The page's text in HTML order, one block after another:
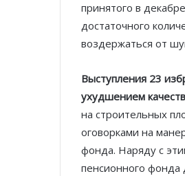
принятого в
достаточного
воздержаться от
Выступления 23
ухудшением
на строительных
оговорками на
фонда. Наряду с
пенсионного фонда